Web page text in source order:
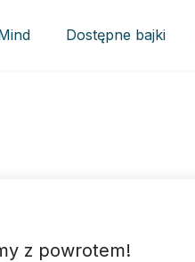
Dostępne bajki
z powrotem!